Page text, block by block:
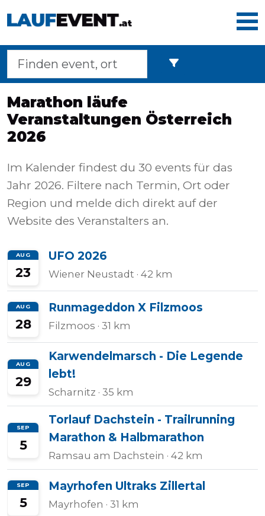
Home
Laufveranstaltungen
Langstreckenmarsche
Marathons
Halbmarathons
OCR
Wien
Virtuelle
Läufe
Kinder
Marathon läufe
Veranstaltungen Österreich
2026
Im Kalender findest du 30 events für das
Jahr 2026. Filtere nach Termin, Ort oder
Region und melde dich direkt auf der
Website des Veranstalters an.
AUG
23
UFO 2026
Wiener Neustadt · 42 km
AUG
28
Runmageddon X Filzmoos
Filzmoos · 31 km
AUG
29
Karwendelmarsch - Die Legende
lebt!
Scharnitz · 35 km
SEP
5
Torlauf Dachstein - Trailrunning
Marathon & Halbmarathon
Ramsau am Dachstein · 42 km
SEP
5
Mayrhofen Ultraks Zillertal
Mayrhofen · 31 km